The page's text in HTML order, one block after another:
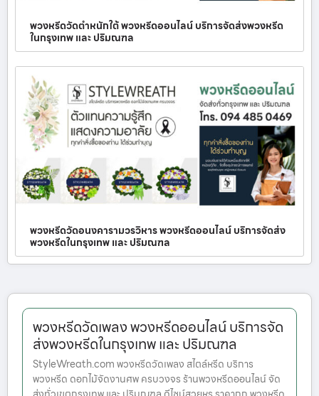
พวงหรีดวัดตำหนักใต้ พวงหรีดออนไลน์ บริการจัดส่งพวงหรีด
ในกรุงเทพ และ ปริมณฑล
พวงหรีดวัดอนงคารามวรวิหาร พวงหรีดออนไลน์ บริการจัดส่ง
พวงหรีดในกรุงเทพ และ ปริมณฑล
พวงหรีดวัดเพลง พวงหรีดออนไลน์ บริการจัด
ส่งพวงหรีดในกรุงเทพ และ ปริมณฑล
StyleWreath.com พวงหรีดวัดเพลง สไตล์หรีด บริการ
พวงหรีด ดอกไม้จัดงานศพ ครบวงจร ร้านพวงหรีดออนไลน์ จัด